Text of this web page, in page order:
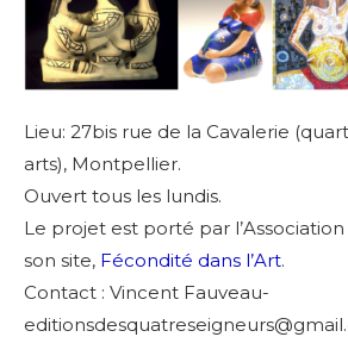
Lieu: 27bis rue de la Cavalerie
arts), Montpellier.
Ouvert tous les lundis.
Le projet est porté par
son site, Fécondité dans l’Art.
Contact : Vincent Fauveau-